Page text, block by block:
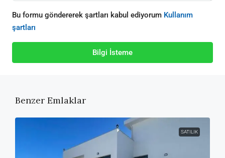
Bu formu göndererek şartları kabul ediyorum Kullanım
şartları
Bilgi İsteme
Benzer Emlaklar
SATILIK